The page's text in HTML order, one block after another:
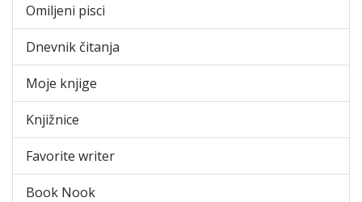
Omiljeni pisci
Dnevnik čitanja
Moje knjige
Knjižnice
Favorite writer
Book Nook